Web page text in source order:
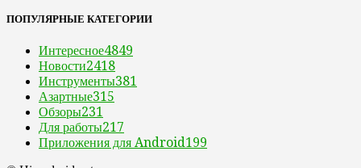
ПОПУЛЯРНЫЕ КАТЕГОРИИ
Интересное4849
Новости2418
Инструменты381
Азартные315
Обзоры231
Для работы217
Приложения для Android199